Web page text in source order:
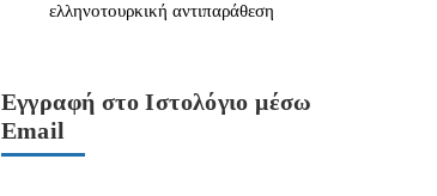
ελληνοτουρκική αντιπαράθεση
Εγγραφή στο Ιστολόγιο μέσω
Email